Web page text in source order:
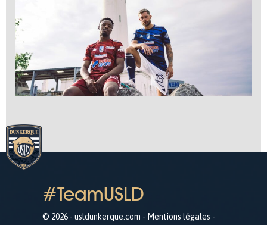
#TeamUSLD
© 2026 - usldunkerque.com - Mentions légales -